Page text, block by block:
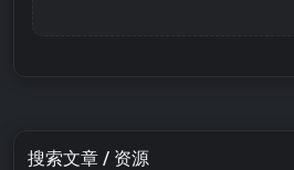
搜索文章 / 资源